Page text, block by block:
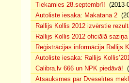
Tiekamies 28.septembrī! (2013-
Autoliste iesaka: Makatana 2
Rallijs Kollis 2012 izvērstie
Rallijs Kollis 2012 oficiālā saziņa
Reģistrācijas informācija Rallijs
Autoliste iesaka: Rallijs
Calibra.lv 666 un NPK piedāvā!
Atsauksmes par Dvēselītes